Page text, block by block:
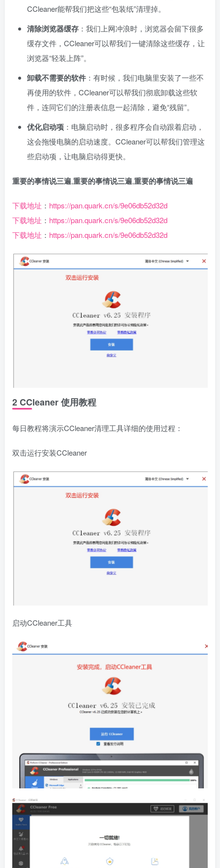
CCleaner能帮我们把这些“包装纸”清理掉。
清除浏览器缓存 ：我们上网冲浪时，浏览器会留下很多
缓存文件，CCleaner可以帮我们一键清除这些缓存，让
浏览器“轻装上阵”。
卸载不需要的软件 ：有时候，我们电脑里安装了一些不
再使用的软件，CCleaner可以帮我们彻底卸载这些软
件，连同它们的注册表信息一起清除，避免“残留”。
优化启动项 ：电脑启动时，很多程序会自动跟着启动，
这会拖慢电脑的启动速度。CCleaner可以帮我们管理这
些启动项，让电脑启动得更快。
重要的事情说三遍,重要的事情说三遍,重要的事情说三遍
下载地址 ： https://pan.quark.cn/s/9e06db52d32d
下载地址 ： https://pan.quark.cn/s/9e06db52d32d
下载地址 ： https://pan.quark.cn/s/9e06db52d32d
2 CCleaner 使用教程
每日教程将演示CCleaner清理工具详细的使用过程：
双击运行安装CCleaner
启动CCleaner工具